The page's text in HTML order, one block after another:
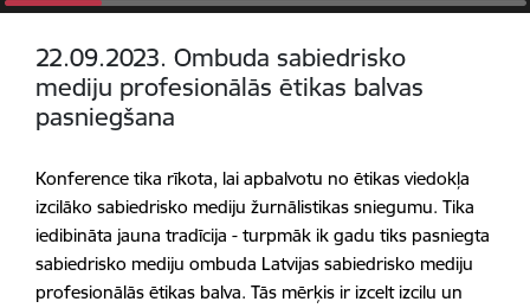
22.09.2023. Ombuda sabiedrisko
mediju profesionālās ētikas balvas
pasniegšana
Konference tika rīkota, lai apbalvotu no ētikas viedokļa
izcilāko sabiedrisko mediju žurnālistikas sniegumu. Tika
iedibināta jauna tradīcija - turpmāk ik gadu tiks pasniegta
sabiedrisko mediju ombuda Latvijas sabiedrisko mediju
profesionālās ētikas balva. Tās mērķis ir izcelt izcilu un